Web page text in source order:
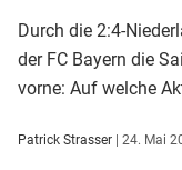
Durch die 2:4-
der FC Bayern die
vorne: Auf welche
Patrick Strasser | 24. Mai